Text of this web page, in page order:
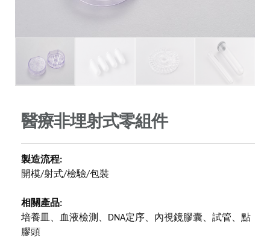
醫療非埋射式零組件
製造流程:
開模/射式/檢驗/包裝
相關產品:
培養皿、血液檢測、DNA定序、內視鏡膠囊、試管、點
膠頭